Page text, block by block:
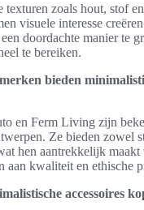
zoals hout, stof
visuele interesse
doordachte manier te
te bereiken.
bieden
en Ferm Living zijn
Ze bieden zowel
hen aantrekkelijk maakt
aan kwaliteit en ethische
accessoires